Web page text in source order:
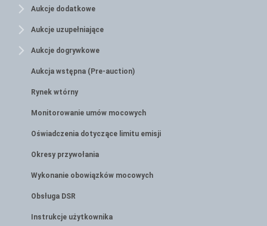
Aukcje dodatkowe
Aukcje uzupełniające
Aukcje dogrywkowe
Aukcja wstępna (Pre-auction)
Rynek wtórny
Monitorowanie umów mocowych
Oświadczenia dotyczące limitu emisji
Okresy przywołania
Wykonanie obowiązków mocowych
Obsługa DSR
Instrukcje użytkownika